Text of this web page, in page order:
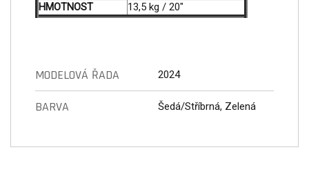
HMOTNOST
13,5 kg / 20"
MODELOVÁ ŘADA 2024
BARVA Šedá/Stříbrná, Zelená